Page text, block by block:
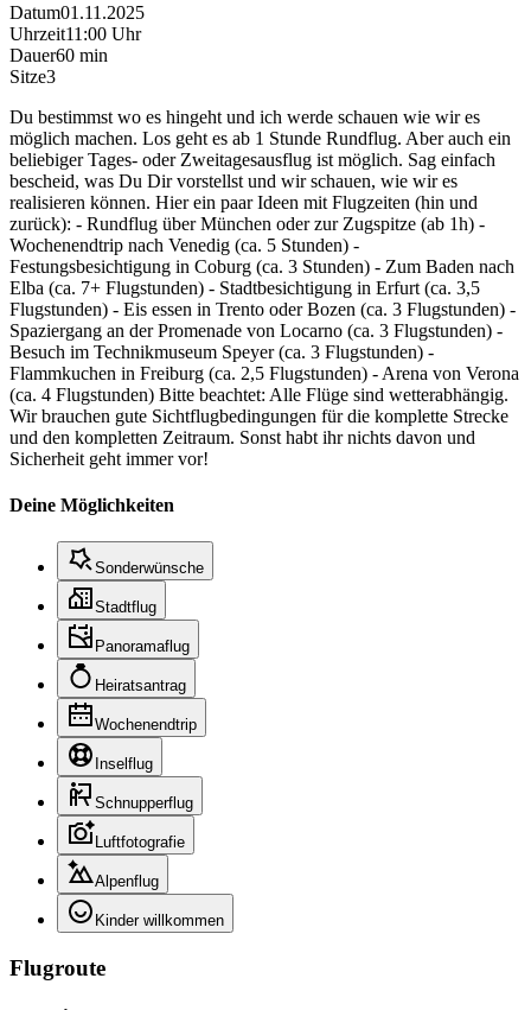
Datum01.11.2025
Uhrzeit11:00 Uhr
Dauer60 min
Sitze3
Du bestimmst wo es hingeht und ich werde schauen wie wir es
möglich machen. Los geht es ab 1 Stunde Rundflug. Aber auch ein
beliebiger Tages- oder Zweitagesausflug ist möglich. Sag einfach
bescheid, was Du Dir vorstellst und wir schauen, wie wir es
realisieren können. Hier ein paar Ideen mit Flugzeiten (hin und
zurück): - Rundflug über München oder zur Zugspitze (ab 1h) -
Wochenendtrip nach Venedig (ca. 5 Stunden) -
Festungsbesichtigung in Coburg (ca. 3 Stunden) - Zum Baden nach
Elba (ca. 7+ Flugstunden) - Stadtbesichtigung in Erfurt (ca. 3,5
Flugstunden) - Eis essen in Trento oder Bozen (ca. 3 Flugstunden) -
Spaziergang an der Promenade von Locarno (ca. 3 Flugstunden) -
Besuch im Technikmuseum Speyer (ca. 3 Flugstunden) -
Flammkuchen in Freiburg (ca. 2,5 Flugstunden) - Arena von Verona
(ca. 4 Flugstunden) Bitte beachtet: Alle Flüge sind wetterabhängig.
Wir brauchen gute Sichtflugbedingungen für die komplette Strecke
und den kompletten Zeitraum. Sonst habt ihr nichts davon und
Sicherheit geht immer vor!
Deine Möglichkeiten
Sonderwünsche
Stadtflug
Panoramaflug
Heiratsantrag
Wochenendtrip
Inselflug
Schnupperflug
Luftfotografie
Alpenflug
Kinder willkommen
Flugroute